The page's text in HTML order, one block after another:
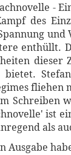
-
des
enthüllt.
dieser
bietet.
fliehen
Schreiben
ist
als
Ausgabe